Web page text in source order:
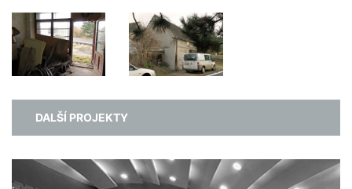
DALŠÍ PROJEKTY